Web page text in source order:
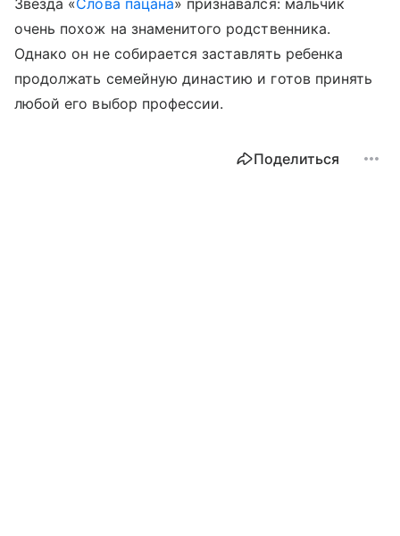
Звезда «Слова пацана» признавался: мальчик
очень похож на знаменитого родственника.
Однако он не собирается заставлять ребенка
продолжать семейную династию и готов принять
любой его выбор профессии.
Поделиться